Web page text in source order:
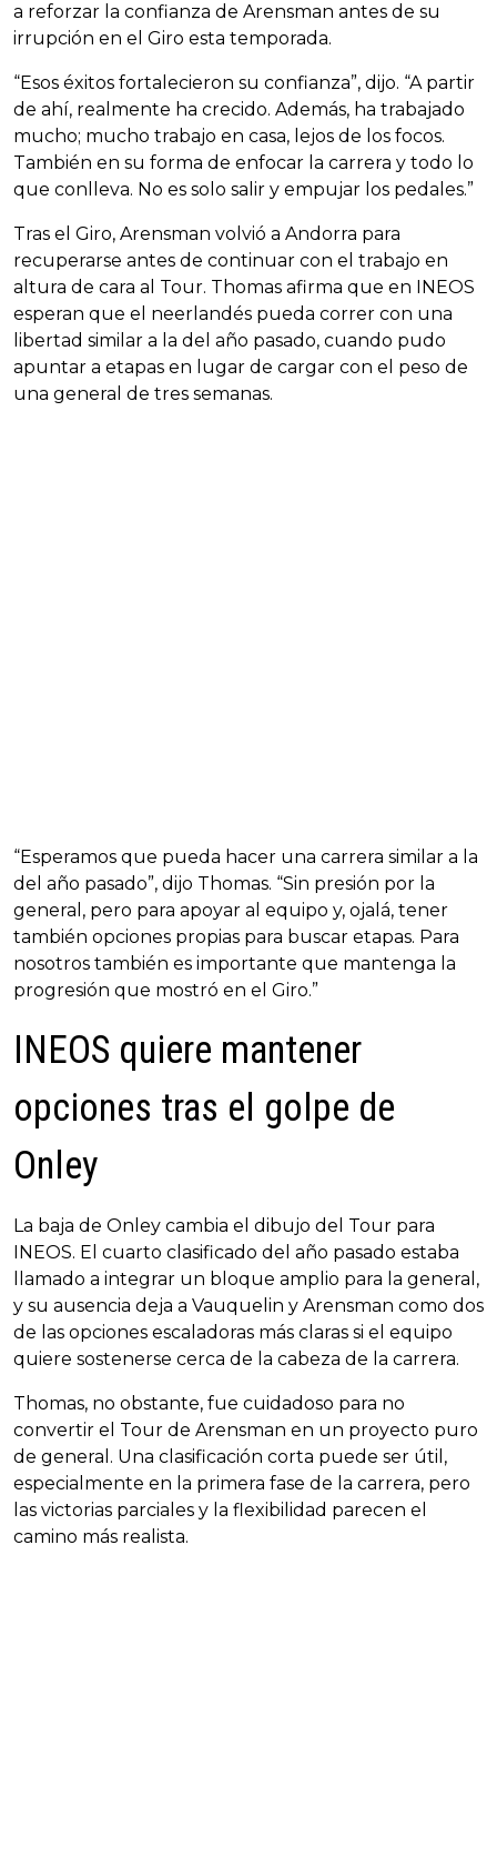
a reforzar la confianza de Arensman antes de su
irrupción en el Giro esta temporada.
“Esos éxitos fortalecieron su confianza”, dijo. “A partir
de ahí, realmente ha crecido. Además, ha trabajado
mucho; mucho trabajo en casa, lejos de los focos.
También en su forma de enfocar la carrera y todo lo
que conlleva. No es solo salir y empujar los pedales.”
Tras el Giro, Arensman volvió a Andorra para
recuperarse antes de continuar con el trabajo en
altura de cara al Tour. Thomas afirma que en INEOS
esperan que el neerlandés pueda correr con una
libertad similar a la del año pasado, cuando pudo
apuntar a etapas en lugar de cargar con el peso de
una general de tres semanas.
“Esperamos que pueda hacer una carrera similar a la
del año pasado”, dijo Thomas. “Sin presión por la
general, pero para apoyar al equipo y, ojalá, tener
también opciones propias para buscar etapas. Para
nosotros también es importante que mantenga la
progresión que mostró en el Giro.”
INEOS quiere mantener
opciones tras el golpe de
Onley
La baja de Onley cambia el dibujo del Tour para
INEOS. El cuarto clasificado del año pasado estaba
llamado a integrar un bloque amplio para la general,
y su ausencia deja a Vauquelin y Arensman como dos
de las opciones escaladoras más claras si el equipo
quiere sostenerse cerca de la cabeza de la carrera.
Thomas, no obstante, fue cuidadoso para no
convertir el Tour de Arensman en un proyecto puro
de general. Una clasificación corta puede ser útil,
especialmente en la primera fase de la carrera, pero
las victorias parciales y la flexibilidad parecen el
camino más realista.